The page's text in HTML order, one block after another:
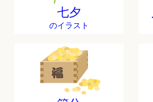
七夕
のイラスト